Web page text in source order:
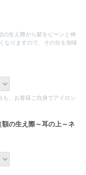
生え際から髪をピーンと伸
なりますので、その分を加味
も、お客様ご自身でアイロン
の生え際～耳の上～ネ